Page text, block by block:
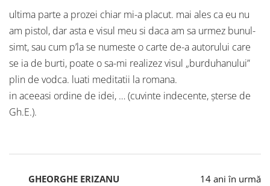
ultima parte a prozei chiar mi-a placut. mai ales ca eu nu
am pistol, dar asta e visul meu si daca am sa urmez bunul-
simt, sau cum p’la se numeste o carte de-a autorului care
se ia de burti, poate o sa-mi realizez visul „burduhanului”
plin de vodca. luati meditatii la romana.
in aceeasi ordine de idei, … (cuvinte indecente, șterse de
Gh.E.).
GHEORGHE ERIZANU 14 ani în urmă